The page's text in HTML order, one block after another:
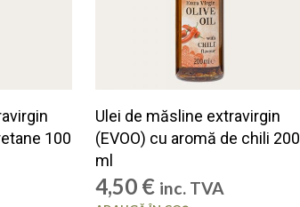
100
Ulei de măsline extravirgin
(EVOO) cu aromă de chili 200
ml
4,50 € inc. TVA